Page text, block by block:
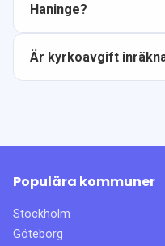
Haninge?
Är kyrkoavgift
Populära kommuner
Stockholm
Göteborg